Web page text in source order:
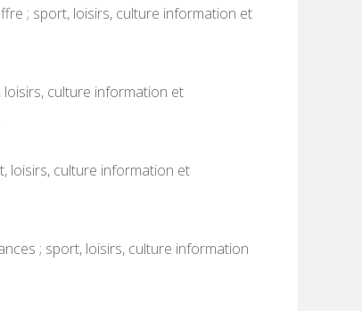
; sport, loisirs, culture information et
culture information et
loisirs, culture information et
; sport, loisirs, culture information